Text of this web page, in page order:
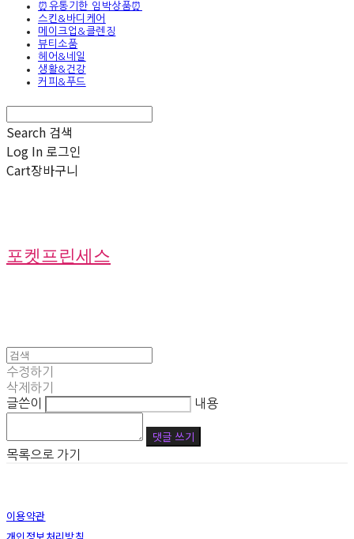
⏰유통기한 임박상품⏰
스킨&바디케어
메이크업&클렌징
뷰티소품
헤어&네일
생활&건강
커피&푸드
Search 검색
Log In 로그인
Cart장바구니
포켓프린세스
수정하기
삭제하기
글쓴이
내용
댓글 쓰기
목록으로 가기
이용약관